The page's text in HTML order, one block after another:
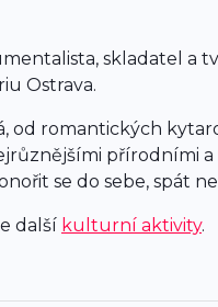
skladatel a
Ostrava.
od romantických
přírodními
se do sebe, spát
další kulturní aktivity.